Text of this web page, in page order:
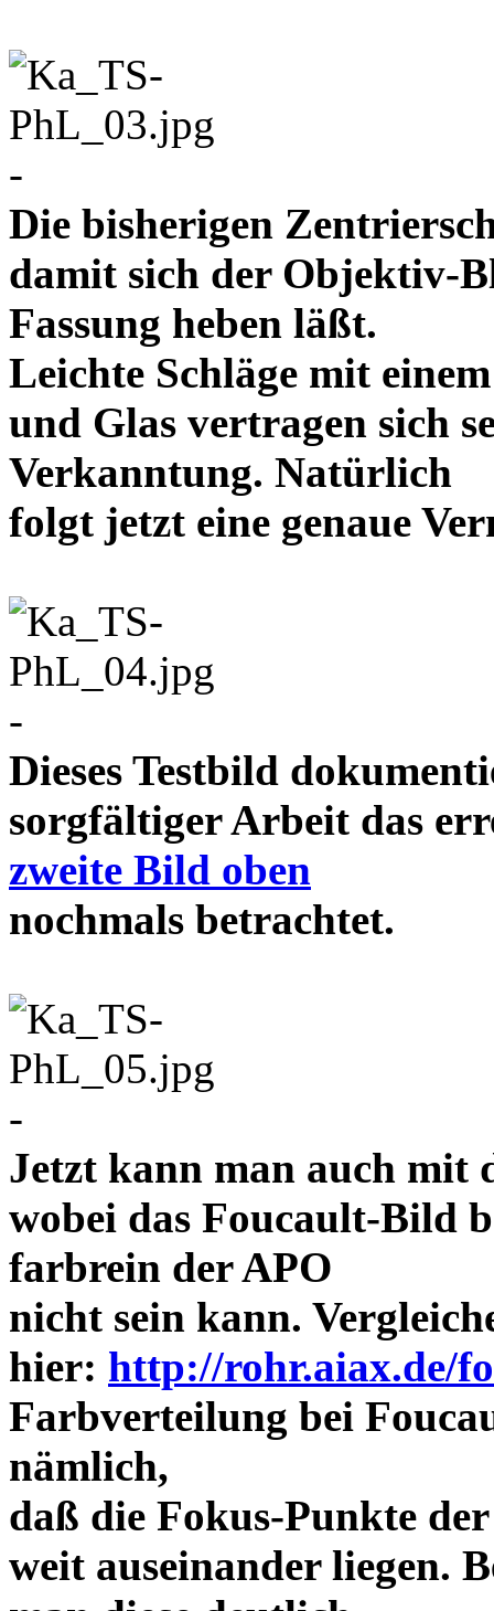
-
Die bisherigen
damit sich der Objektiv-
Fassung heben läßt.
Leichte Schläge mit
und Glas vertragen sich
Verkanntung. Natürlich
folgt jetzt eine genaue
-
Dieses Testbild
sorgfältiger Arbeit das
zweite Bild oben
nochmals
-
Jetzt kann man auch mit
wobei das Foucault-Bild
farbrein der APO
nicht sein kann.
hier: http://rohr.aiax.de/
Farbverteilung bei
nämlich,
daß die Fokus-Punkte
weit auseinander liegen.